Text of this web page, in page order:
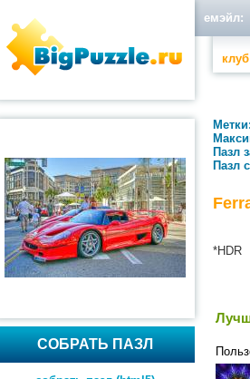
емэйл:
клуб
СОБРАТЬ ПАЗЛ
Пазл
Пазл
*HDR